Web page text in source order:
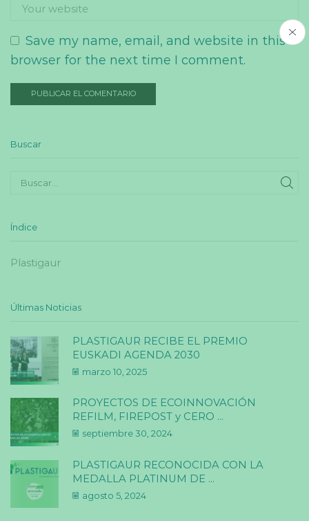
Save my name, email, and website in this
browser for the next time I comment.
Buscar
Índice
Plastigaur
Últimas Noticias
PLASTIGAUR RECIBE EL PREMIO
EUSKADI AGENDA 2030
marzo 10, 2025
PROYECTOS DE ECOINNOVACIÓN
REFILM, FIREPOST y CERO ...
septiembre 30, 2024
PLASTIGAUR RECONOCIDA CON LA
MEDALLA PLATINUM DE ...
agosto 5, 2024